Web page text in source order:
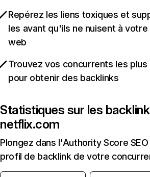
Repérez les liens toxiques et
les avant qu'ils ne nuisent à
web
Trouvez vos concurrents les
pour obtenir des backlinks
Statistiques sur les
netflix.com
Plongez dans l'Authority Score
profil de backlink de votre